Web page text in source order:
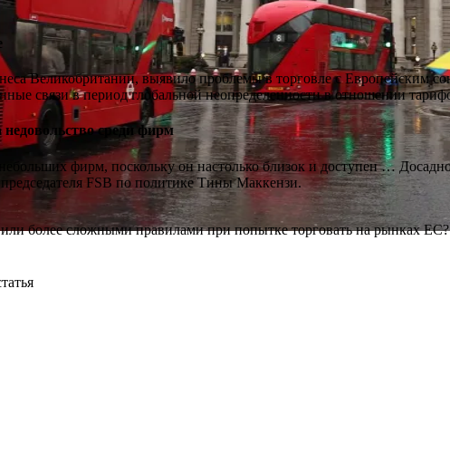
Великобритании, выявило проблемы в торговле с Европейским
связи в период глобальной неопределенности в отношении
недовольство среди фирм
фирм, поскольку он настолько близок и доступен …
FSB по политике Тины Маккензи.
более сложными правилами при попытке торговать на рынках ЕС?